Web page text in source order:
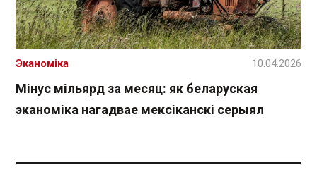
Мінус мільярд за месяц: як беларуская
эканоміка нагадвае мексіканскі серыял
Эканоміка 10.04.2026